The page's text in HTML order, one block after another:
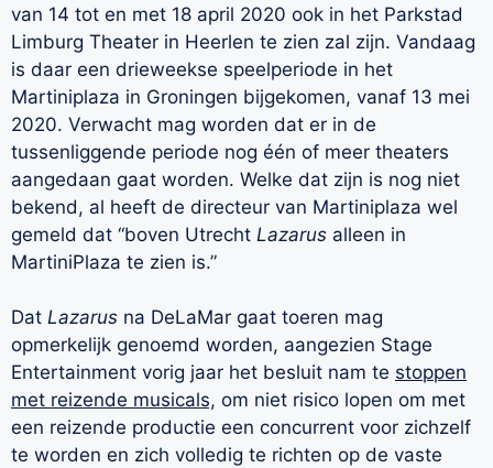
van 14 tot en met 18 april 2020 ook in het Parkstad
Limburg Theater in Heerlen te zien zal zijn. Vandaag
is daar een drieweekse speelperiode in het
Martiniplaza in Groningen bijgekomen, vanaf 13 mei
2020. Verwacht mag worden dat er in de
tussenliggende periode nog één of meer theaters
aangedaan gaat worden. Welke dat zijn is nog niet
bekend, al heeft de directeur van Martiniplaza wel
gemeld dat “boven Utrecht Lazarus alleen in
MartiniPlaza te zien is.”
Dat Lazarus na DeLaMar gaat toeren mag
opmerkelijk genoemd worden, aangezien Stage
Entertainment vorig jaar het besluit nam te stoppen
met reizende musicals, om niet risico lopen om met
een reizende productie een concurrent voor zichzelf
te worden en zich volledig te richten op de vaste